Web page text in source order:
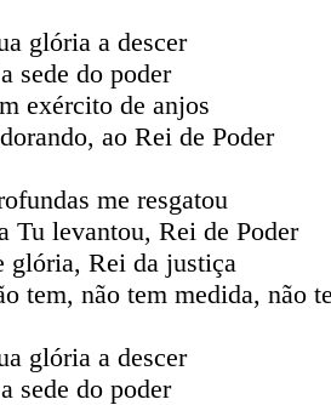
glória a descer
sede do poder
exército de anjos
ao Rei de Poder
me resgatou
Tu levantou, Rei de Poder
glória, Rei da justiça
tem, não tem medida, não
glória a descer
sede do poder